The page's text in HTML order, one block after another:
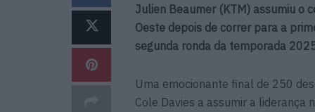
Julien Beaumer (KTM) assumiu o
Oeste depois de correr para a
segunda ronda da temporada
Uma emocionante final de 250
Cole Davies a assumir a liderança